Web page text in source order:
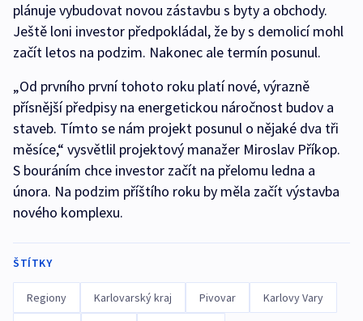
plánuje vybudovat novou zástavbu s byty a obchody.
Ještě loni investor předpokládal, že by s demolicí mohl
začít letos na podzim. Nakonec ale termín posunul.
„Od prvního první tohoto roku platí nové, výrazně
přísnější předpisy na energetickou náročnost budov a
staveb. Tímto se nám projekt posunul o nějaké dva tři
měsíce,“ vysvětlil projektový manažer Miroslav Příkop.
S bouráním chce investor začít na přelomu ledna a
února. Na podzim příštího roku by měla začít výstavba
nového komplexu.
ŠTÍTKY
Regiony Karlovarský kraj Pivovar Karlovy Vary